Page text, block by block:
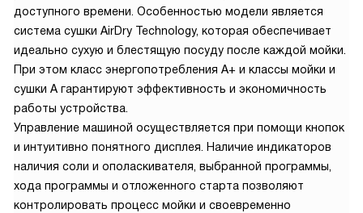
доступного времени. Особенностью модели является
система сушки AirDry Technology, которая обеспечивает
идеально сухую и блестящую посуду после каждой мойки.
При этом класс энергопотребления A+ и классы мойки и
сушки A гарантируют эффективность и экономичность
работы устройства.
Управление машиной осуществляется при помощи кнопок
и интуитивно понятного дисплея. Наличие индикаторов
наличия соли и ополаскивателя, выбранной программы,
хода программы и отложенного старта позволяют
контролировать процесс мойки и своевременно